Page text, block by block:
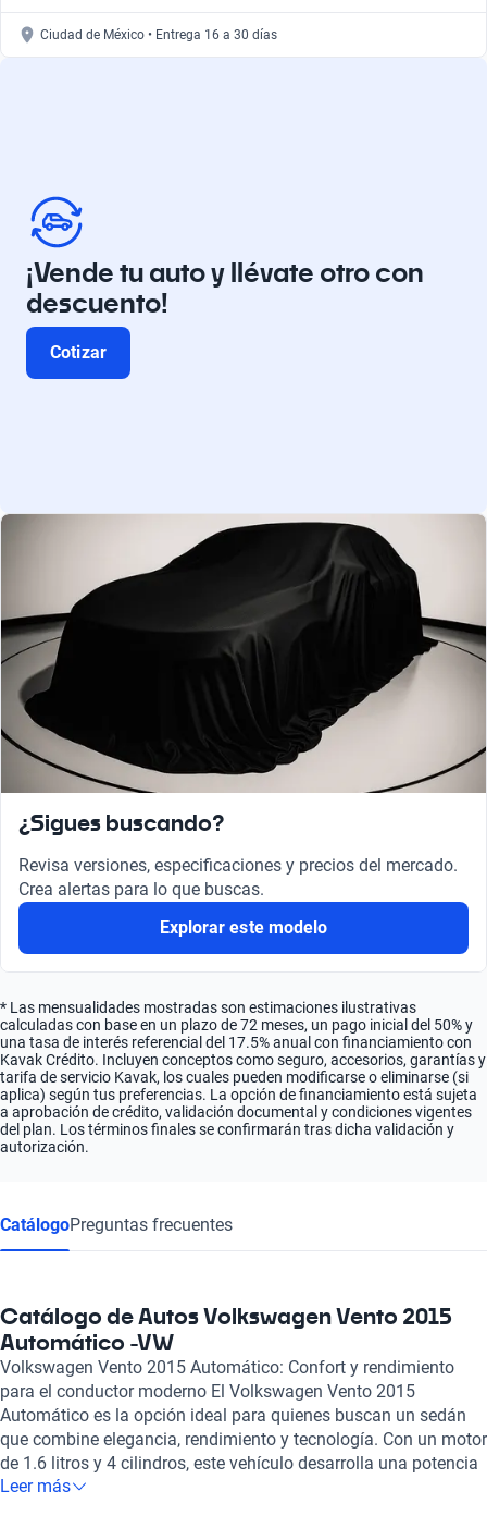
Ciudad de México • Entrega 16 a 30 días
¡Vende tu auto y llévate otro con
descuento!
Cotizar
¿Sigues buscando?
Revisa versiones, especificaciones y precios del mercado.
Crea alertas para lo que buscas.
Explorar este modelo
* Las mensualidades mostradas son estimaciones ilustrativas
calculadas con base en un plazo de 72 meses, un pago inicial del 50% y
una tasa de interés referencial del 17.5% anual con financiamiento con
Kavak Crédito. Incluyen conceptos como seguro, accesorios, garantías y
tarifa de servicio Kavak, los cuales pueden modificarse o eliminarse (si
aplica) según tus preferencias. La opción de financiamiento está sujeta
a aprobación de crédito, validación documental y condiciones vigentes
del plan. Los términos finales se confirmarán tras dicha validación y
autorización.
CatálogoPreguntas frecuentes
Catálogo de Autos Volkswagen Vento 2015
Automático -VW
Volkswagen Vento 2015 Automático: Confort y rendimiento
para el conductor moderno El Volkswagen Vento 2015
Automático es la opción ideal para quienes buscan un sedán
que combine elegancia, rendimiento y tecnología. Con un motor
de 1.6 litros y 4 cilindros, este vehículo desarrolla una potencia
impresionante de 104 caballos de fuerza, lo que se traduce en
Leer más